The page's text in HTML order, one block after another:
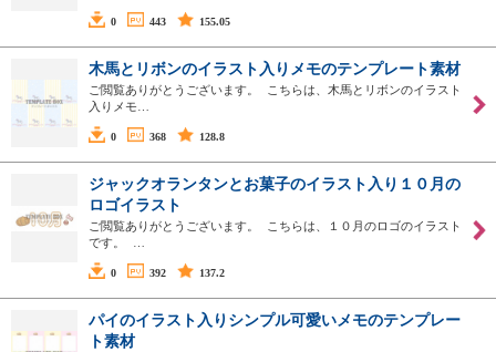
0 443 155.05
木馬とリボンのイラスト入りメモのテンプレート素材
ご閲覧ありがとうございます。 こちらは、木馬とリボンのイラスト
入りメモ…
0 368 128.8
ジャックオランタンとお菓子のイラスト入り１０月の
ロゴイラスト
ご閲覧ありがとうございます。 こちらは、１０月のロゴのイラスト
です。 …
0 392 137.2
パイのイラスト入りシンプル可愛いメモのテンプレー
ト素材